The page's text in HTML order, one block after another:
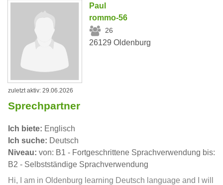
Paul
rommo-56
26
26129 Oldenburg
zuletzt aktiv: 29.06.2026
Sprechpartner
Ich biete: Englisch
Ich suche: Deutsch
Niveau: von: B1 - Fortgeschrittene Sprachverwendung bis:
B2 - Selbstständige Sprachverwendung
Hi, I am in Oldenburg learning Deutsch language and I will